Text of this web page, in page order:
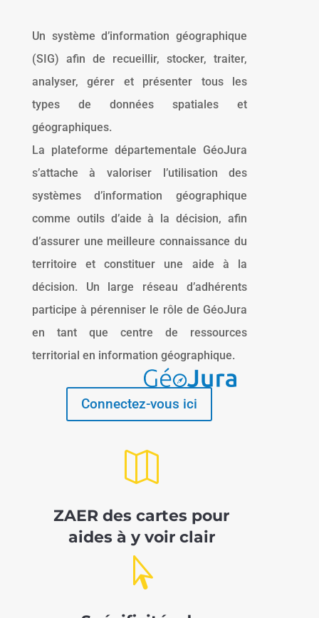
Un système d’information géographique
(SIG) afin de recueillir, stocker, traiter,
analyser, gérer et présenter tous les
types de données spatiales et
géographiques.
La plateforme départementale GéoJura
s’attache à valoriser l’utilisation des
systèmes d’information géographique
comme outils d’aide à la décision, afin
d’assurer une meilleure connaissance du
territoire et constituer une aide à la
décision. Un large réseau d’adhérents
participe à pérenniser le rôle de GéoJura
en tant que centre de ressources
territorial en information géographique.
Connectez-vous ici

ZAER des cartes pour
aides à y voir clair
